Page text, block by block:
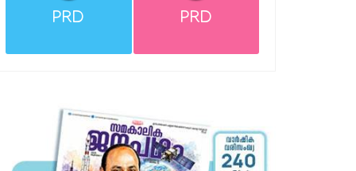
PRD PRD